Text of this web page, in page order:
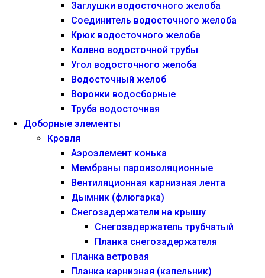
Заглушки водосточного желоба
Соединитель водосточного желоба
Крюк водосточного желоба
Колено водосточной трубы
Угол водосточного желоба
Водосточный желоб
Воронки водосборные
Труба водосточная
Доборные элементы
Кровля
Аэроэлемент конька
Мембраны пароизоляционные
Вентиляционная карнизная лента
Дымник (флюгарка)
Снегозадержатели на крышу
Снегозадержатель трубчатый
Планка снегозадержателя
Планка ветровая
Планка карнизная (капельник)